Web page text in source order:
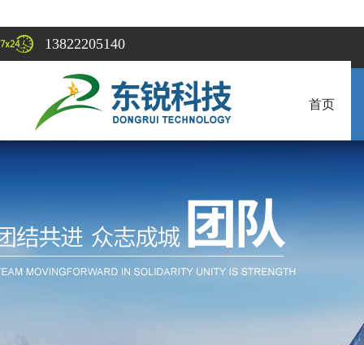
13822205140
首页